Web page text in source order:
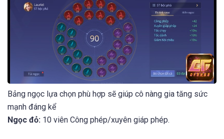
Bảng ngọc lựa chọn phù hợp sẽ giúp cô nàng gia tăng sức
mạnh đáng kể
Ngọc đỏ: 10 viên Công phép/xuyên giáp phép.